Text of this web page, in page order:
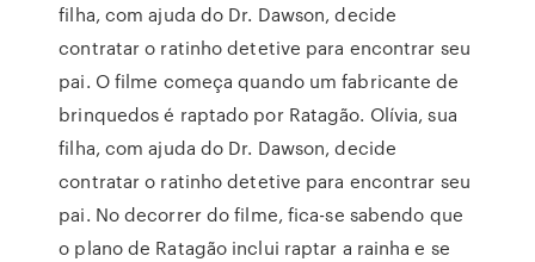
filha, com ajuda do Dr. Dawson, decide
contratar o ratinho detetive para encontrar seu
pai. O filme começa quando um fabricante de
brinquedos é raptado por Ratagão. Olívia, sua
filha, com ajuda do Dr. Dawson, decide
contratar o ratinho detetive para encontrar seu
pai. No decorrer do filme, fica-se sabendo que
o plano de Ratagão inclui raptar a rainha e se